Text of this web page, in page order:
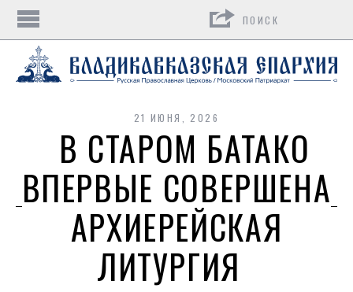
21 ИЮНЯ, 2026
В СТАРОМ БАТАКО
ВПЕРВЫЕ СОВЕРШЕНА
АРХИЕРЕЙСКАЯ
ЛИТУРГИЯ